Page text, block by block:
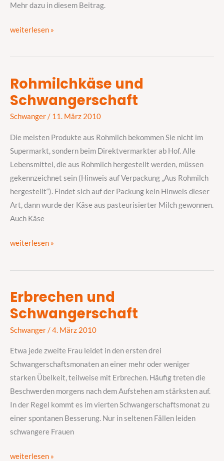
Mehr dazu in diesem Beitrag.
weiterlesen »
Rohmilchkäse und
Schwangerschaft
Schwanger/ 11. März 2010
Die meisten Produkte aus Rohmilch bekommen Sie nicht im
Supermarkt, sondern beim Direktvermarkter ab Hof. Alle
Lebensmittel, die aus Rohmilch hergestellt werden, müssen
gekennzeichnet sein (Hinweis auf Verpackung „Aus Rohmilch
hergestellt“). Findet sich auf der Packung kein Hinweis dieser
Art, dann wurde der Käse aus pasteurisierter Milch gewonnen.
Auch Käse
Rohmilchkäse
und
weiterlesen »
Erbrechen und
Schwangerschaft
Schwanger/4. März 2010
Etwa jede zweite Frau leidet in den ersten drei
Schwangerschaftsmonaten an einer mehr oder weniger
starken Übelkeit, teilweise mit Erbrechen. Häufig treten die
Beschwerden morgens nach dem Aufstehen am stärksten auf.
In der Regel kommt es im vierten Schwangerschaftsmonat zu
einer spontanen Besserung. Nur in seltenen Fällen leiden
schwangere Frauen
Erbrechen
und
weiterlesen »